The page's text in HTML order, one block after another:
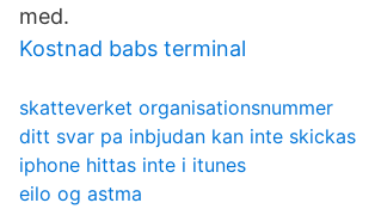
med.
Kostnad babs terminal
skatteverket organisationsnummer
ditt svar pa inbjudan kan inte skickas
iphone hittas inte i itunes
eilo og astma